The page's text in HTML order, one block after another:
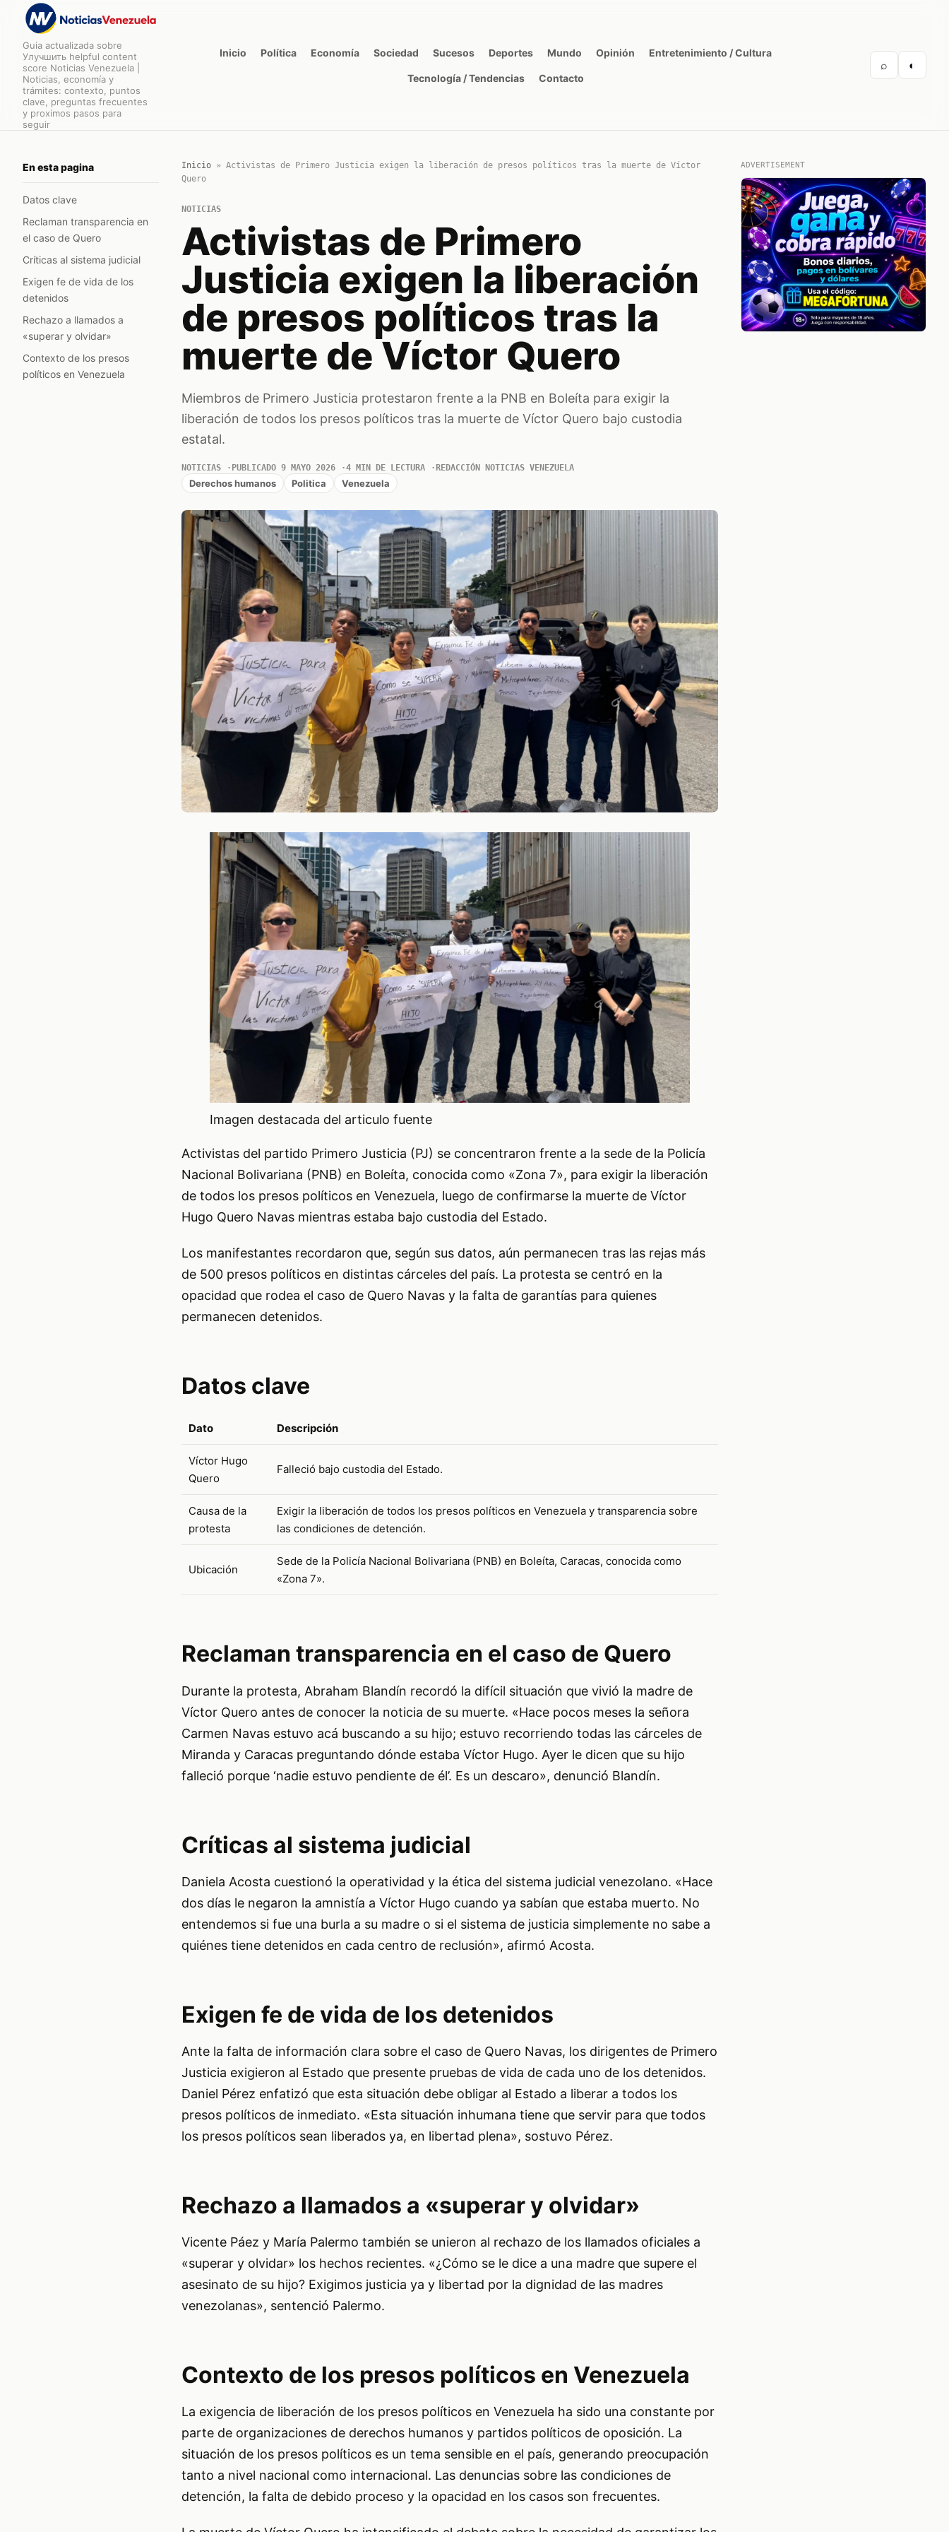
Guia actualizada sobre
Улучшить helpful content
score Noticias Venezuela |
Noticias, economía y
trámites: contexto, puntos
clave, preguntas frecuentes
y proximos pasos para
seguir
Inicio Política Economía Sociedad Sucesos Deportes Mundo Opinión Entretenimiento / Cultura
Tecnología / Tendencias Contacto
⌕ ◐
En esta pagina
Datos clave
Reclaman transparencia en
el caso de Quero
Críticas al sistema judicial
Exigen fe de vida de los
detenidos
Rechazo a llamados a
«superar y olvidar»
Contexto de los presos
políticos en Venezuela
Inicio» Activistas de Primero Justicia exigen la liberación de presos políticos tras la muerte de Víctor
Quero
NOTICIAS
Activistas de Primero
Justicia exigen la liberación
de presos políticos tras la
muerte de Víctor Quero
Miembros de Primero Justicia protestaron frente a la PNB en Boleíta para exigir la
liberación de todos los presos políticos tras la muerte de Víctor Quero bajo custodia
estatal.
NOTICIAS PUBLICADO 9 MAYO 2026 4 MIN DE LECTURA REDACCIÓN NOTICIAS VENEZUELA
Derechos humanos Politica Venezuela
Imagen destacada del articulo fuente
Activistas del partido Primero Justicia (PJ) se concentraron frente a la sede de la Policía
Nacional Bolivariana (PNB) en Boleíta, conocida como «Zona 7», para exigir la liberación
de todos los presos políticos en Venezuela, luego de confirmarse la muerte de Víctor
Hugo Quero Navas mientras estaba bajo custodia del Estado.
Los manifestantes recordaron que, según sus datos, aún permanecen tras las rejas más
de 500 presos políticos en distintas cárceles del país. La protesta se centró en la
opacidad que rodea el caso de Quero Navas y la falta de garantías para quienes
permanecen detenidos.
Datos clave
Dato Descripción
Víctor Hugo
Quero
Falleció bajo custodia del Estado.
Causa de la
protesta
Exigir la liberación de todos los presos políticos en Venezuela y transparencia sobre
las condiciones de detención.
Ubicación
Sede de la Policía Nacional Bolivariana (PNB) en Boleíta, Caracas, conocida como
«Zona 7».
Reclaman transparencia en el caso de Quero
Durante la protesta, Abraham Blandín recordó la difícil situación que vivió la madre de
Víctor Quero antes de conocer la noticia de su muerte. «Hace pocos meses la señora
Carmen Navas estuvo acá buscando a su hijo; estuvo recorriendo todas las cárceles de
Miranda y Caracas preguntando dónde estaba Víctor Hugo. Ayer le dicen que su hijo
falleció porque ‘nadie estuvo pendiente de él’. Es un descaro», denunció Blandín.
Críticas al sistema judicial
Daniela Acosta cuestionó la operatividad y la ética del sistema judicial venezolano. «Hace
dos días le negaron la amnistía a Víctor Hugo cuando ya sabían que estaba muerto. No
entendemos si fue una burla a su madre o si el sistema de justicia simplemente no sabe a
quiénes tiene detenidos en cada centro de reclusión», afirmó Acosta.
Exigen fe de vida de los detenidos
Ante la falta de información clara sobre el caso de Quero Navas, los dirigentes de Primero
Justicia exigieron al Estado que presente pruebas de vida de cada uno de los detenidos.
Daniel Pérez enfatizó que esta situación debe obligar al Estado a liberar a todos los
presos políticos de inmediato. «Esta situación inhumana tiene que servir para que todos
los presos políticos sean liberados ya, en libertad plena», sostuvo Pérez.
Rechazo a llamados a «superar y olvidar»
Vicente Páez y María Palermo también se unieron al rechazo de los llamados oficiales a
«superar y olvidar» los hechos recientes. «¿Cómo se le dice a una madre que supere el
asesinato de su hijo? Exigimos justicia ya y libertad por la dignidad de las madres
venezolanas», sentenció Palermo.
Contexto de los presos políticos en Venezuela
La exigencia de liberación de los presos políticos en Venezuela ha sido una constante por
parte de organizaciones de derechos humanos y partidos políticos de oposición. La
situación de los presos políticos es un tema sensible en el país, generando preocupación
tanto a nivel nacional como internacional. Las denuncias sobre las condiciones de
detención, la falta de debido proceso y la opacidad en los casos son frecuentes.
ADVERTISEMENT